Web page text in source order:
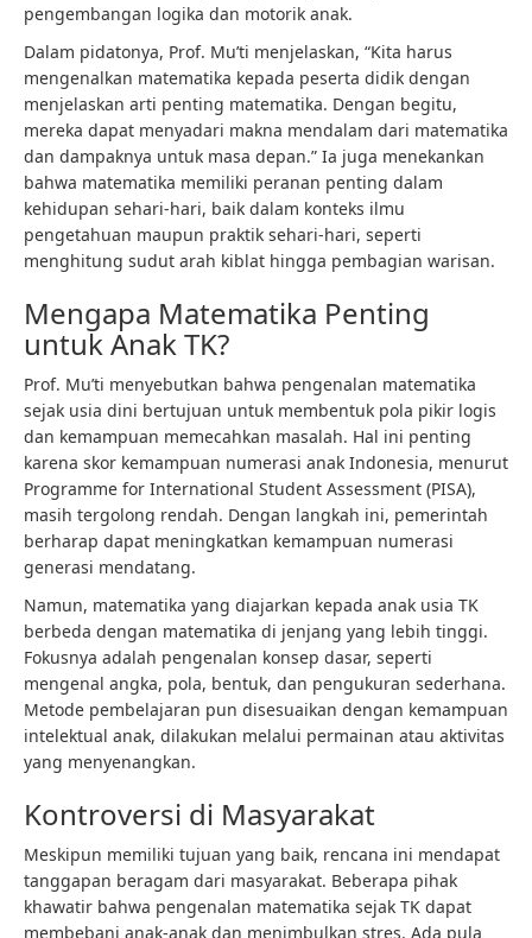
pengembangan logika dan motorik anak.
Dalam pidatonya, Prof. Mu’ti menjelaskan, “Kita harus
mengenalkan matematika kepada peserta didik dengan
menjelaskan arti penting matematika. Dengan begitu,
mereka dapat menyadari makna mendalam dari matematika
dan dampaknya untuk masa depan.” Ia juga menekankan
bahwa matematika memiliki peranan penting dalam
kehidupan sehari-hari, baik dalam konteks ilmu
pengetahuan maupun praktik sehari-hari, seperti
menghitung sudut arah kiblat hingga pembagian warisan.
Mengapa Matematika Penting
untuk Anak TK?
Prof. Mu’ti menyebutkan bahwa pengenalan matematika
sejak usia dini bertujuan untuk membentuk pola pikir logis
dan kemampuan memecahkan masalah. Hal ini penting
karena skor kemampuan numerasi anak Indonesia, menurut
Programme for International Student Assessment (PISA),
masih tergolong rendah. Dengan langkah ini, pemerintah
berharap dapat meningkatkan kemampuan numerasi
generasi mendatang.
Namun, matematika yang diajarkan kepada anak usia TK
berbeda dengan matematika di jenjang yang lebih tinggi.
Fokusnya adalah pengenalan konsep dasar, seperti
mengenal angka, pola, bentuk, dan pengukuran sederhana.
Metode pembelajaran pun disesuaikan dengan kemampuan
intelektual anak, dilakukan melalui permainan atau aktivitas
yang menyenangkan.
Kontroversi di Masyarakat
Meskipun memiliki tujuan yang baik, rencana ini mendapat
tanggapan beragam dari masyarakat. Beberapa pihak
khawatir bahwa pengenalan matematika sejak TK dapat
membebani anak-anak dan menimbulkan stres. Ada pula